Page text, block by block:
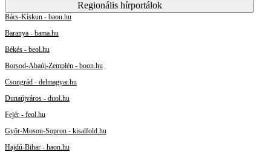
Regionális hírportálok
Bács-Kiskun - baon.hu
Baranya - bama.hu
Békés - beol.hu
Borsod-Abaúj-Zemplén - boon.hu
Csongrád - delmagyar.hu
Dunaújváros - duol.hu
Fejér - feol.hu
Győr-Moson-Sopron - kisalfold.hu
Hajdú-Bihar - haon.hu